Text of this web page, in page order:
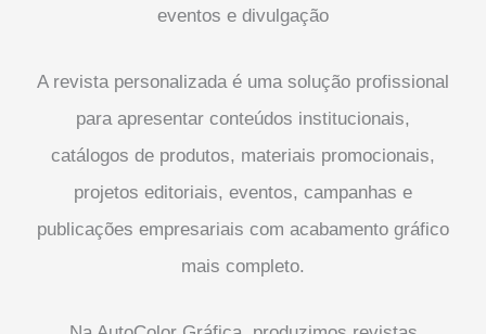
eventos e divulgação
A revista personalizada é uma solução profissional
para apresentar conteúdos institucionais,
catálogos de produtos, materiais promocionais,
projetos editoriais, eventos, campanhas e
publicações empresariais com acabamento gráfico
mais completo.